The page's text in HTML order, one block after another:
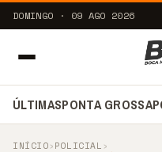
DOMINGO · 09 AGO 2026
ÚLTIMASPONTA GROSSA
INÍCIO›POLICIAL ›